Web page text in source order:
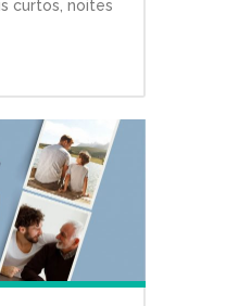
curtos, noites